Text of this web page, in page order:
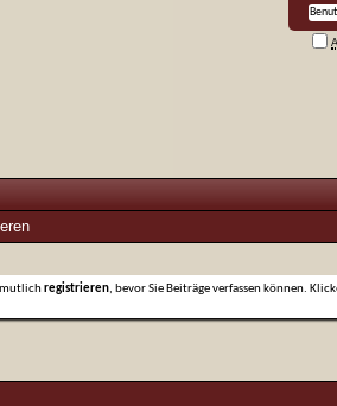
registrieren, bevor Sie Beiträge verfassen können.